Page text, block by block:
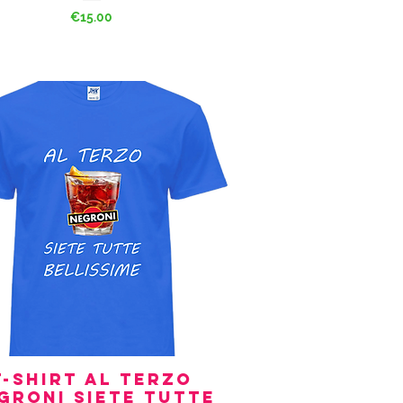
Price
€15.00
Quick View
Shirt Al terzo
siete Tutte